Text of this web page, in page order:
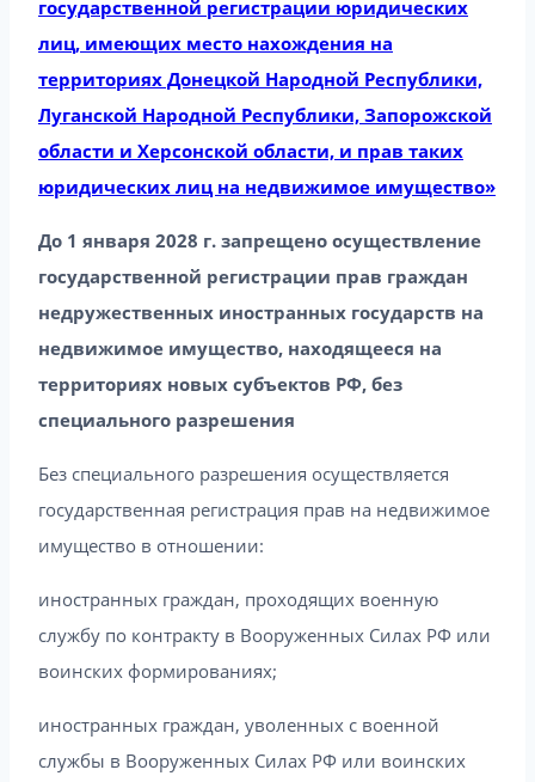
государственной регистрации юридических
лиц, имеющих место нахождения на
территориях Донецкой Народной Республики,
Луганской Народной Республики, Запорожской
области и Херсонской области, и прав таких
юридических лиц на недвижимое имущество»
До 1 января 2028 г. запрещено осуществление
государственной регистрации прав граждан
недружественных иностранных государств на
недвижимое имущество, находящееся на
территориях новых субъектов РФ, без
специального разрешения
Без специального разрешения осуществляется
государственная регистрация прав на недвижимое
имущество в отношении:
иностранных граждан, проходящих военную
службу по контракту в Вооруженных Силах РФ или
воинских формированиях;
иностранных граждан, уволенных с военной
службы в Вооруженных Силах РФ или воинских